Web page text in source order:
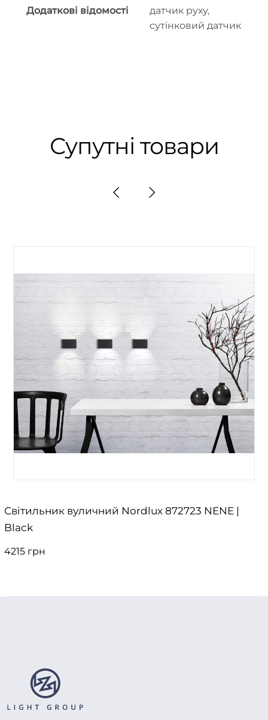
Додаткові відомості
датчик руху,
сутінковий датчик
Супутні товари
Світильник вуличний Nordlux 872723 NENE |
Black
4215 грн